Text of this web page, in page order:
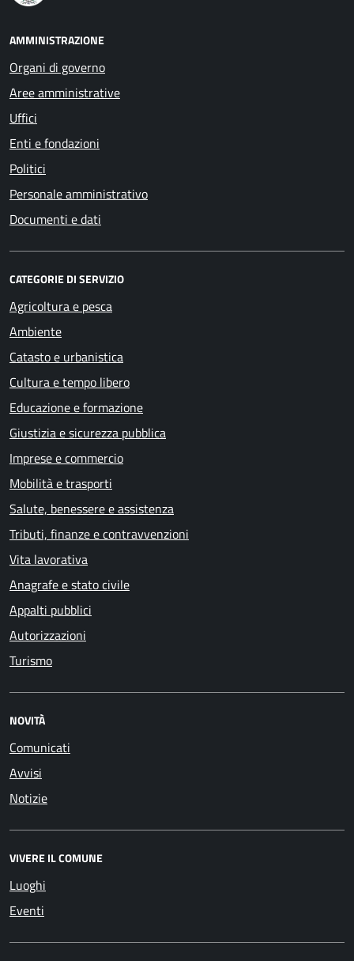
AMMINISTRAZIONE
Organi di governo
Aree amministrative
Uffici
Enti e fondazioni
Politici
Personale amministrativo
Documenti e dati
CATEGORIE DI SERVIZIO
Agricoltura e pesca
Ambiente
Catasto e urbanistica
Cultura e tempo libero
Educazione e formazione
Giustizia e sicurezza pubblica
Imprese e commercio
Mobilità e trasporti
Salute, benessere e assistenza
Tributi, finanze e contravvenzioni
Vita lavorativa
Anagrafe e stato civile
Appalti pubblici
Autorizzazioni
Turismo
NOVITÀ
Comunicati
Avvisi
Notizie
VIVERE IL COMUNE
Luoghi
Eventi